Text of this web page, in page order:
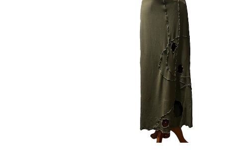
【SHAMAN】NO WARSロングスカート-カ
ーキ
¥7,900